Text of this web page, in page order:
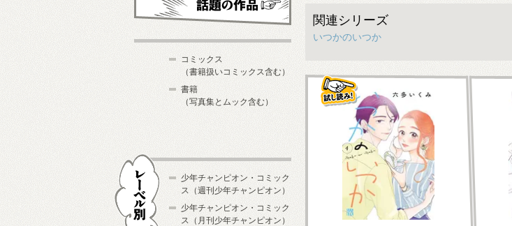
関連シリーズ
いつかのいつか
コミックス
（書籍扱いコミックス含む）
書籍
（写真集とムック含む）
少年チャンピオン・コミック
ス（週刊少年チャンピオン）
少年チャンピオン・コミック
ス（月刊少年チャンピオン）